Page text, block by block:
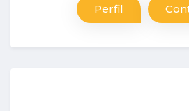
Perfil